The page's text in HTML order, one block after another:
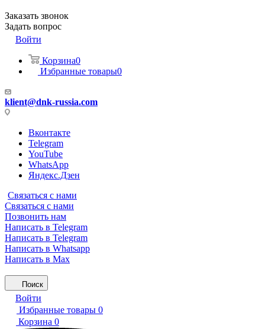
Заказать звонок
Задать вопрос
Войти
Корзина0
Избранные товары0
klient@dnk-russia.com
Вконтакте
Telegram
YouTube
WhatsApp
Яндекс.Дзен
Связаться с нами
Связаться с нами
Позвонить нам
Написать в Telegram
Написать в Telegram
Написать в Whatsapp
Написать в Max
Поиск
Войти
Избранные товары 0
Корзина 0